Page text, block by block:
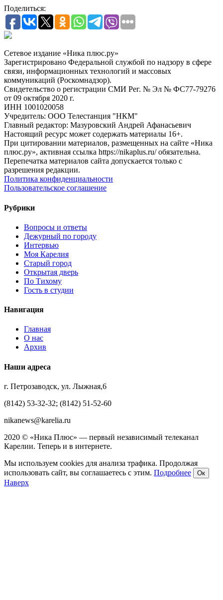
Поделиться:
Сетевое издание «Ника плюс.ру»
Зарегистрировано Федеральной службой по надзору в сфере
связи, информационных технологий и массовых
коммуникаций (Роскомнадзор).
Свидетельство о регистрации СМИ Рег. № Эл № ФС77-79276
от 09 октября 2020 г.
ИНН 1001020058
Учредитель: ООО Телестанция "НКМ"
Главный редактор: Мазуровский Андрей Афанасьевич
Настоящий ресурс может содержать материалы 16+.
При цитировании материалов, размещенных на сайте «Ника
плюс.ру», активная ссылка https://nikaplus.ru/ обязательна.
Перепечатка материалов сайта допускается только с
разрешения редакции.
Политика конфиденциальности
Пользовательское соглашение
Рубрики
Вопросы и ответы
Дежурный по городу
Интервью
Моя Карелия
Старый город
Открытая дверь
По Тихому
Гость в студии
Навигация
Главная
О нас
Архив
Наши адреса
г. Петрозаводск, ул. Лыжная,6
(8142) 53-32-32; (8142) 51-52-60
nikanews@karelia.ru
2020 © «Ника Плюс» — первый независимый телеканал
Карелии. Теперь и в интернете.
Мы используем cookies для анализа трафика. Продолжая
использовать сайт, вы соглашаетесь с этим. Подробнее Ок
Наверх